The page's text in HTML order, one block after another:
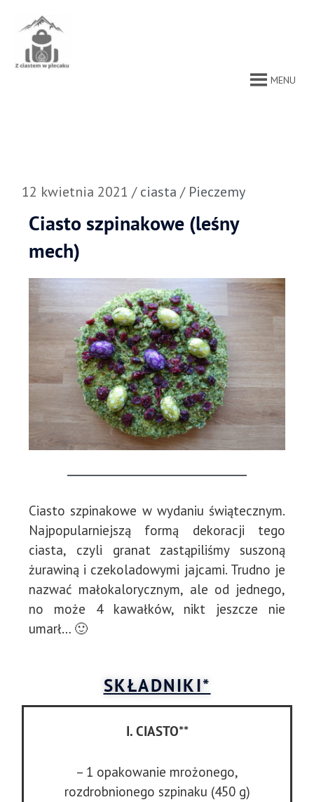
treści
MENU
12 kwietnia 2021 /ciasta / Pieczemy
Ciasto szpinakowe (leśny
mech)
Ciasto szpinakowe w wydaniu świątecznym.
Najpopularniejszą formą dekoracji tego
ciasta, czyli granat zastąpiliśmy suszoną
żurawiną i czekoladowymi jajcami. Trudno je
nazwać małokalorycznym, ale od jednego,
no może 4 kawałków, nikt jeszcze nie
umarł… 🙂
SKŁADNIKI*
I. CIASTO**
– 1 opakowanie mrożonego,
rozdrobnionego szpinaku (450 g)